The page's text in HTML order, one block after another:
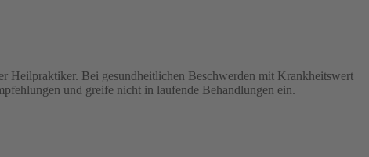
Heilpraktiker. Bei gesundheitlichen Beschwerden mit Krankheitswert
und greife nicht in laufende Behandlungen ein.